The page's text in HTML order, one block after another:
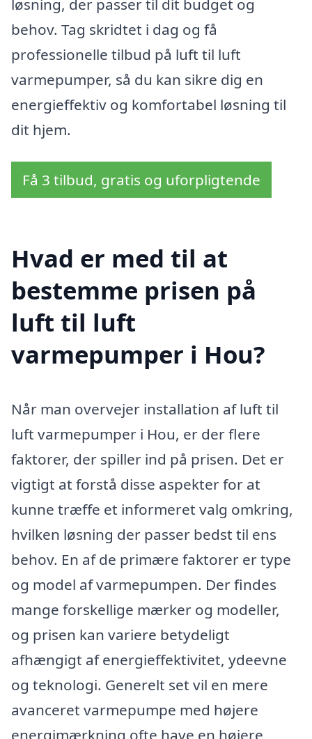
løsning, der passer til dit budget og
behov. Tag skridtet i dag og få
professionelle tilbud på luft til luft
varmepumper, så du kan sikre dig en
energieffektiv og komfortabel løsning til
dit hjem.
Få 3 tilbud, gratis og uforpligtende
Hvad er med til at
bestemme prisen på
luft til luft
varmepumper i Hou?
Når man overvejer installation af luft til
luft varmepumper i Hou, er der flere
faktorer, der spiller ind på prisen. Det er
vigtigt at forstå disse aspekter for at
kunne træffe et informeret valg omkring,
hvilken løsning der passer bedst til ens
behov. En af de primære faktorer er type
og model af varmepumpen. Der findes
mange forskellige mærker og modeller,
og prisen kan variere betydeligt
afhængigt af energieffektivitet, ydeevne
og teknologi. Generelt set vil en mere
avanceret varmepumpe med højere
energimærkning ofte have en højere